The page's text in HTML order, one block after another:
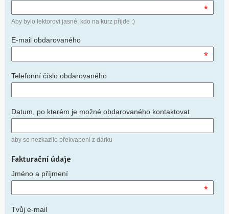
*
Aby bylo lektorovi jasné, kdo na kurz přijde :)
E-mail obdarovaného
*
Telefonní číslo obdarovaného
Datum, po kterém je možné obdarovaného kontaktovat
aby se nezkazilo překvapení z dárku
Fakturační údaje
Jméno a příjmení
*
Tvůj e-mail